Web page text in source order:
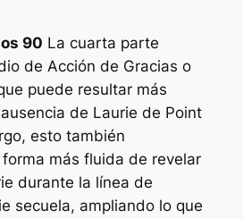
90 La cuarta parte
de Acción de Gracias o
puede resultar más
de Laurie de Point
esto también
más fluida de revelar
durante la línea de
secuela, ampliando lo que